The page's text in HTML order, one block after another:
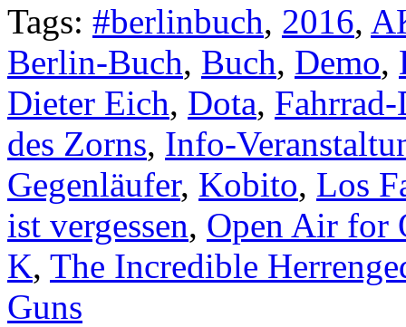
Tags: #berlinbuch, 2016,
Berlin-Buch, Buch, Demo,
Dieter Eich, Dota,
des Zorns, Info-
Gegenläufer, Kobito, Los
ist vergessen, Open Air for
K, The Incredible
Guns